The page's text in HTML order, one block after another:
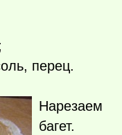
перец.
Нарезаем
багет.